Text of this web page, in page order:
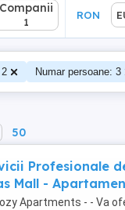
Companii
1
RON
Numar persoane: 3
50
Profesionale
Mall -
Apartments - - Va